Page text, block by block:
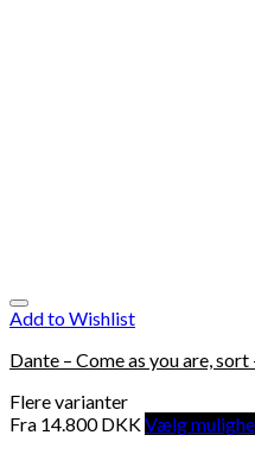
Add to Wishlist
Dante – Come as you are,
Flere varianter
Fra 14.800DKKVælg